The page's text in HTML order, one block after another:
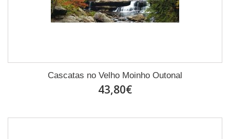
Cascatas no Velho Moinho Outonal
43,80€